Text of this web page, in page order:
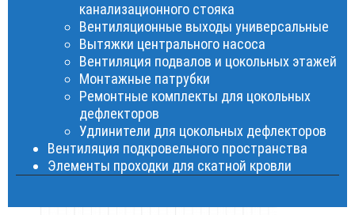
канализационного стояка
Вентиляционные выходы универсальные
Вытяжки центрального насоса
Вентиляция подвалов и цокольных этажей
Монтажные патрубки
Ремонтные комплекты для цокольных
дефлекторов
Удлинители для цокольных дефлекторов
Вентиляция подкровельного пространства
Элементы проходки для скатной кровли